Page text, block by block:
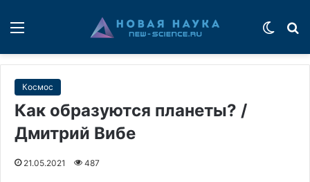
Космос
Как образуются планеты? /
Дмитрий Вибе
21.05.2021 487